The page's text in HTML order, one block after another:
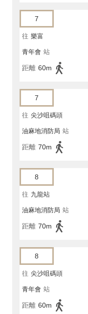
7
往 樂富
青年會 站
距離 60m
7
往 尖沙咀碼頭
油麻地消防局 站
距離 70m
8
往 九龍站
油麻地消防局 站
距離 70m
8
往 尖沙咀碼頭
青年會 站
距離 60m